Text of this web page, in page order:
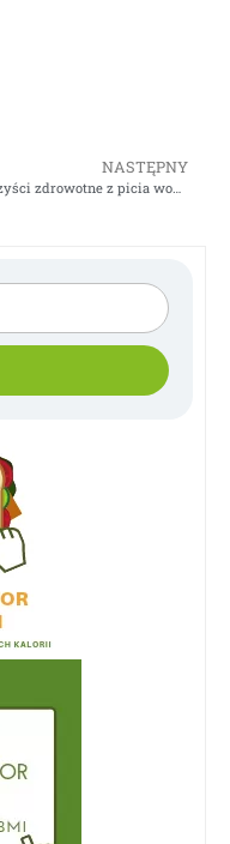
NASTĘPNY
7 Korzyści zdrowotne z picia wody z ogórka + 3 proste przepisy